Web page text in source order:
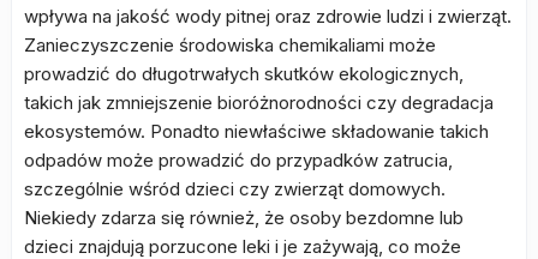
wpływa na jakość wody pitnej oraz zdrowie ludzi i zwierząt.
Zanieczyszczenie środowiska chemikaliami może
prowadzić do długotrwałych skutków ekologicznych,
takich jak zmniejszenie bioróżnorodności czy degradacja
ekosystemów. Ponadto niewłaściwe składowanie takich
odpadów może prowadzić do przypadków zatrucia,
szczególnie wśród dzieci czy zwierząt domowych.
Niekiedy zdarza się również, że osoby bezdomne lub
dzieci znajdują porzucone leki i je zażywają, co może